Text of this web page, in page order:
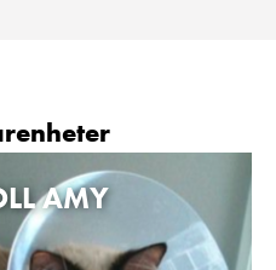
AMY